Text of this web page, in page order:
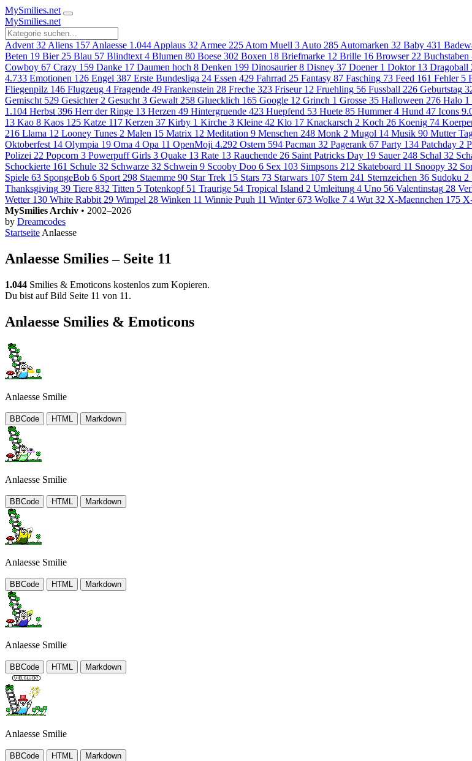
MySmilies.net
MySmilies.net
Advent 32 Aliens 157 Anlaesse 1.044 Applaus 32 Armee 225 Atom Muell 3 Auto 285 Automarken 32 Baby 431
Beten 19 Bier 25 Blau 57 Blindtext 4 Blumen 80 Boese 302 Boxen 18 Briefmarke 12 Brille 16 Browser 22 Buchstaben
Cowboy 67 Crazy 159 Danke 17 Daumen hoch 8 Denken 199 Dinosaurier 8 Disney 37 Doener 1 Doktor 13 Dragoball
4.733 Emotionen 126 Engel 387 Erste Bundesliga 24 Essen 429 Fahrrad 25 Fantasy 87 Fasching 73 Feed 161 Fehler 5
Fliegenpilz 146 Flugzeug 4 Fragende 49 Frankenstein 28 Freche 323 Friseur 12 Fruehling 56 Fussball 226 Geburtstag
Gemischt 529 Gesichter 2 Gesucht 3 Gewalt 258 Gluecklich 165 Google 12 Grinch 1 Grosse 35 Halloween 276 Halo 1
1.104 Herbst 396 Herr der Ringe 13 Herzen 49 Hintergruende 423 Huepfend 53 Huete 85 Hummer 4 Hund 47 Icons
13 Kao 8 Kaos 125 Katze 117 Kerzen 37 Kirby 1 Kirche 3 Kleine 42 Klo 17 Knackarsch 2 Koch 26 Koenig 74
216 Llama 12 Looney Tunes 2 Malen 15 Matrix 12 Meditation 9 Menschen 248 Monk 2 Mugol 14 Musik 90 Mutter
Oktoberfest 14 Olympia 19 Oma 4 Opa 11 OpenMoji 4.292 Ostern 594 Pacman 32 Pagerank 67 Party 134 Patchday 2
Polizei 22 Popcorn 3 Powerpuff Girls 3 Quake 13 Rate 13 Rauchende 26 Saint Patricks Day 19 Sauer 248 Schal 32
Schockierte 161 Schule 32 Schwarze 32 Schwein 9 Scooby Doo 6 Sex 103 Simpsons 212 Skateboard 11 Snoopy 32
Spiele 63 SpongeBob 6 Sport 298 Staemme 90 Star Trek 15 Stars 73 Starwars 107 Stern 241 Sternzeichen 36 Sudoku 2
Thanksgiving 39 Tiere 832 Titten 5 Totenkopf 51 Traurige 54 Tropical Island 2 Umleitung 4 Uno 56 Valentinstag 28
Wetter 130 White Rabbit 29 Wimpel 28 Winken 11 Winnie Puuh 11 Winter 673 Wolke 7 4 Wut 32 X-Maennchen 175
MySmilies Archiv • 2002–2026
by Dreamcodes
Startseite Anlaesse
Anlaesse Smilies – Seite 11
1.044 Smilies & Emoticons kostenlos zum Kopieren.
Du bist auf Bild Seite 11 von 11.
Anlaesse Smilies & Emoticons
Anlaesse Smilie
BBCode HTML Markdown
Anlaesse Smilie
BBCode HTML Markdown
Anlaesse Smilie
BBCode HTML Markdown
Anlaesse Smilie
BBCode HTML Markdown
Anlaesse Smilie
BBCode HTML Markdown